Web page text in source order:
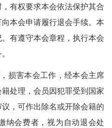
有权要求本会依法保护其合
本会申请履行退会手续。本
有遵守本会章程，执行本会
损害本会工作，经本会主席
处理，会员因犯罪受到国家
，可作出除名或开除会籍的
纳会费者，视为自动退会处